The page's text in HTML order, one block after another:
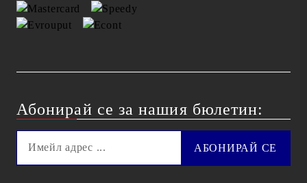
Абонирай се за нашия бюлетин: